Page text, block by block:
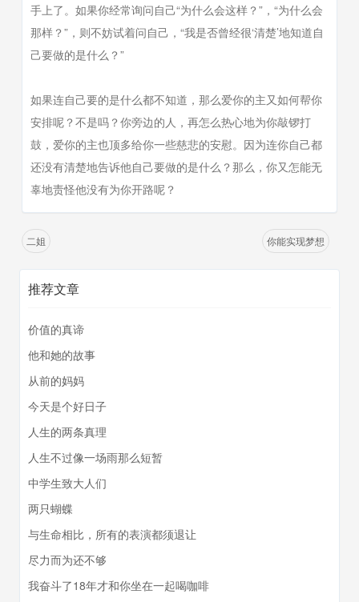
手上了。如果你经常询问自己“为什么会这样？”，“为什么会
那样？”，则不妨试着问自己，“我是否曾经很‘清楚’地知道自
己要做的是什么？”
如果连自己要的是什么都不知道，那么爱你的主又如何帮你
安排呢？不是吗？你旁边的人，再怎么热心地为你敲锣打
鼓，爱你的主也顶多给你一些慈悲的安慰。因为连你自己都
还没有清楚地告诉他自己要做的是什么？那么，你又怎能无
辜地责怪他没有为你开路呢？
二姐 你能实现梦想
推荐文章
价值的真谛
他和她的故事
从前的妈妈
今天是个好日子
人生的两条真理
人生不过像一场雨那么短暂
中学生致大人们
两只蝴蝶
与生命相比，所有的表演都须退让
尽力而为还不够
我奋斗了18年才和你坐在一起喝咖啡